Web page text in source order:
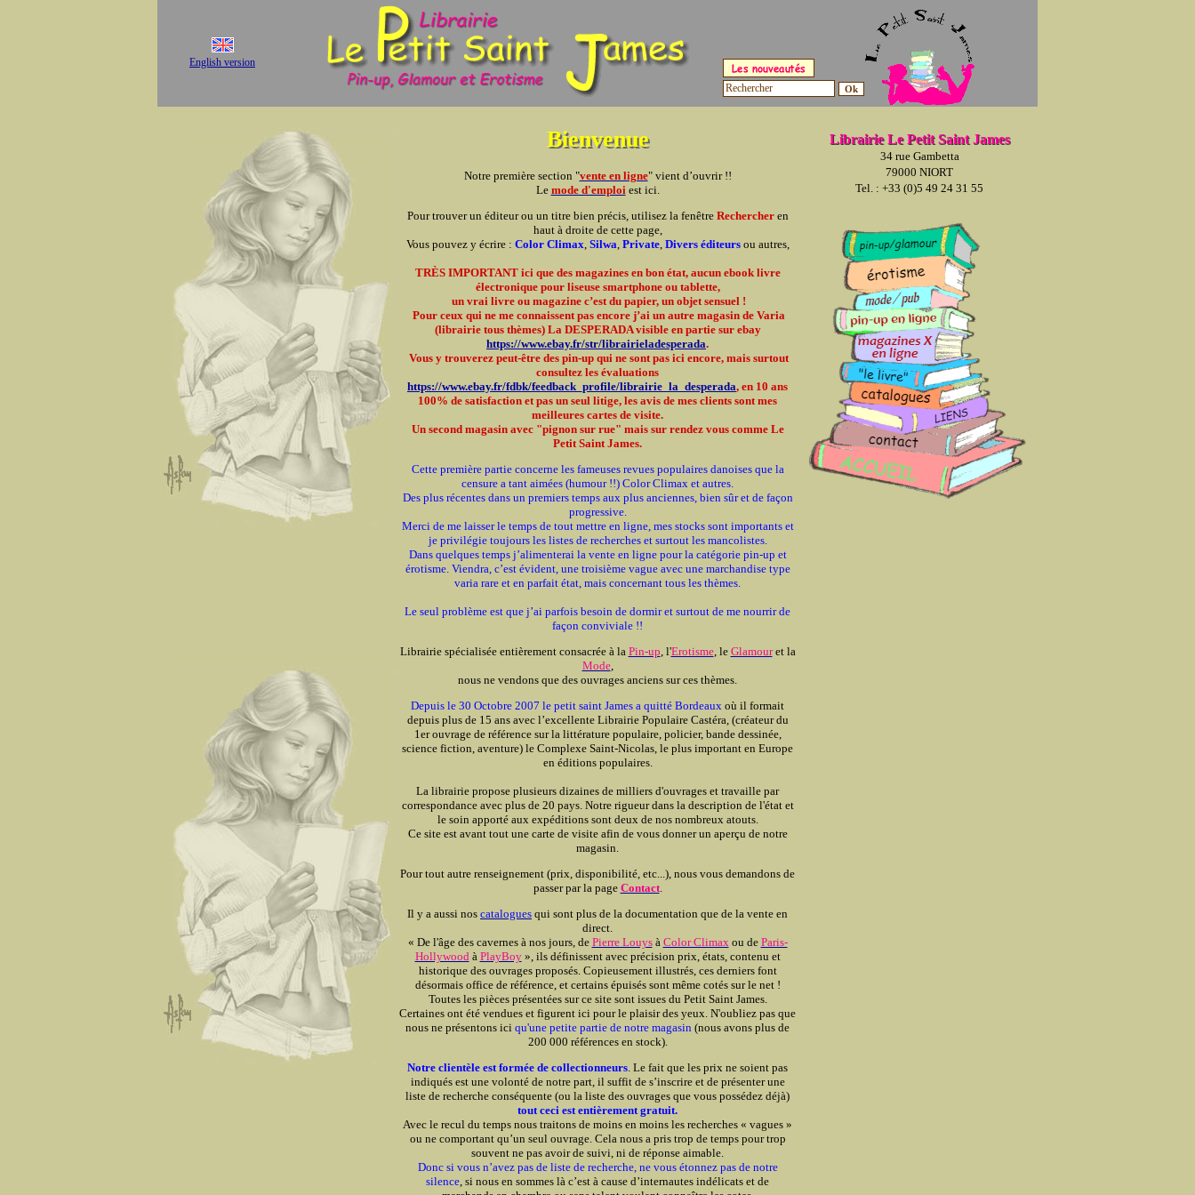
English version
Librairie Le Petit Saint James
34 rue Gambetta
79000 NIORT
Tel. : +33 (0)5 49 24 31 55
Bienvenue
Notre première section "vente en ligne" vient d’ouvrir !!
Le mode d'emploi est ici.
Pour trouver un éditeur ou un titre bien précis, utilisez la fenêtre Rechercheren
haut à droite de cette page,
Vous pouvez y écrire : Color Climax Silwa Private, Divers éditeursou autres,
TRÈS IMPORTANT ici que des magazines en bon état, aucun ebook livre
électronique pour liseuse smartphone ou tablette,
un vrai livre ou magazine c’est du papier, un objet sensuel !
Pour ceux qui ne me connaissent pas encore j’ai un autre magasin de Varia
(librairie tous thèmes) La DESPERADA visible en partie sur ebay
https://www.ebay.fr/str/librairieladesperada.
Vous y trouverez peut-être des pin-up qui ne sont pas ici encore, mais surtout
consultez les évaluations
https://www.ebay.fr/fdbk/feedback_profile/librairie_la_desperada, en 10 ans
100% de satisfaction et pas un seul litige, les avis de mes clients sont mes
meilleures cartes de visite.
Un second magasin avec "pignon sur rue" mais sur rendez vous comme Le
Petit Saint James.
Cette première partie concerne les fameuses revues populaires danoises que la
censure a tant aimées (humour !!) Color Climax et autres.
Des plus récentes dans un premiers temps aux plus anciennes, bien sûr et de façon
progressive.
Merci de me laisser le temps de tout mettre en ligne, mes stocks sont importants et
je privilégie toujours les listes de recherches et surtout les mancolistes.
Dans quelques temps j’alimenterai la vente en ligne pour la catégorie pin-up et
érotisme. Viendra, c’est évident, une troisième vague avec une marchandise type
varia rare et en parfait état, mais concernant tous les thèmes.
Le seul problème est que j’ai parfois besoin de dormir et surtout de me nourrir de
façon conviviale !!
Librairie spécialisée entièrement consacrée à la Pin-up , l'Erotisme, le Glamouret la
Mode,
nous ne vendons que des ouvrages anciens sur ces thèmes.
Depuis le 30 Octobre 2007 le petit saint James a quitté Bordeaux où il formait
depuis plus de 15 ans avec l’excellente Librairie Populaire Castéra, (créateur du
1er ouvrage de référence sur la littérature populaire, policier, bande dessinée,
science fiction, aventure) le Complexe Saint-Nicolas, le plus important en Europe
en éditions populaires.
La librairie propose plusieurs dizaines de milliers d'ouvrages et travaille par
correspondance avec plus de 20 pays. Notre rigueur dans la description de l'état et
le soin apporté aux expéditions sont deux de nos nombreux atouts.
Ce site est avant tout une carte de visite afin de vous donner un aperçu de notre
magasin.
Pour tout autre renseignement (prix, disponibilité, etc...), nous vous demandons de
passer par la page Contact.
Il y a aussi nos catalogues qui sont plus de la documentation que de la vente en
direct.
« De l'âge des cavernes à nos jours, de Pierre Louysà Color Climax ou de Paris-
Hollywood à PlayBoy», ils définissent avec précision prix, états, contenu et
historique des ouvrages proposés. Copieusement illustrés, ces derniers font
désormais office de référence, et certains épuisés sont même cotés sur le net !
Toutes les pièces présentées sur ce site sont issues du Petit Saint James.
Certaines ont été vendues et figurent ici pour le plaisir des yeux. N'oubliez pas que
nous ne présentons ici qu'une petite partie de notre magasin (nous avons plus de
200 000 références en stock).
Notre clientèle est formée de collectionneurs . Le fait que les prix ne soient pas
indiqués est une volonté de notre part, il suffit de s’inscrire et de présenter une
liste de recherche conséquente (ou la liste des ouvrages que vous possédez déjà)
tout ceci est entièrement gratuit.
Avec le recul du temps nous traitons de moins en moins les recherches « vagues »
ou ne comportant qu’un seul ouvrage. Cela nous a pris trop de temps pour trop
souvent ne pas avoir de suivi, ni de réponse aimable.
Donc si vous n’avez pas de liste de recherche, ne vous étonnez pas de notre
silence , si nous en sommes là c’est à cause d’internautes indélicats et de